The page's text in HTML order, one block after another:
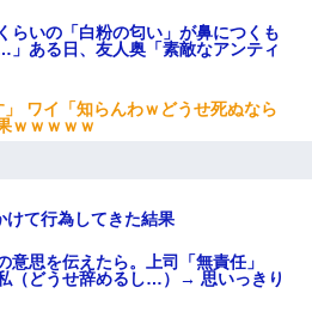
らいの「白粉の匂い」が鼻につくも
ある日、友人奥「素敵なアンティ
ワイ「知らんわｗどうせ死ぬなら
ｗｗｗｗｗ
て行為してきた結果
意思を伝えたら。上司「無責任」
（どうせ辞めるし…）→ 思いっきり